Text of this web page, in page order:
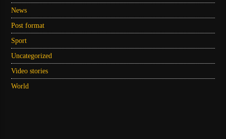
News
Post format
Sport
Uncategorized
Video stories
World